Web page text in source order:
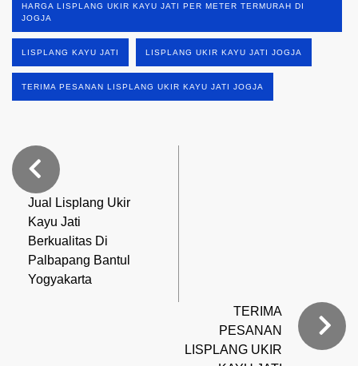
HARGA LISPLANG UKIR KAYU JATI PER METER TERMURAH DI
JOGJA
LISPLANG KAYU JATI LISPLANG UKIR KAYU JATI JOGJA
TERIMA PESANAN LISPLANG UKIR KAYU JATI JOGJA
Jual Lisplang Ukir
Kayu Jati
Berkualitas Di
Palbapang Bantul
Yogyakarta
TERIMA
PESANAN
LISPLANG UKIR